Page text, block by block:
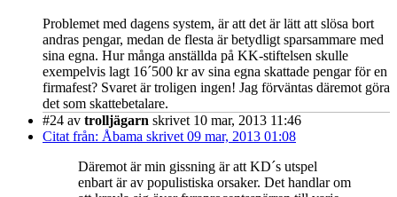
Problemet med dagens system, är att det är lätt att slösa bort
andras pengar, medan de flesta är betydligt sparsammare med
sina egna. Hur många anställda på KK-stiftelsen skulle
exempelvis lagt 16´500 kr av sina egna skattade pengar för en
firmafest? Svaret är troligen ingen! Jag förväntas däremot göra
det som skattebetalare.
#24 av trolljägarn skrivet 10 mar, 2013 11:46
Citat från: Åbama skrivet 09 mar, 2013 01:08
Däremot är min gissning är att KD´s utspel
enbart är av populistiska orsaker. Det handlar om